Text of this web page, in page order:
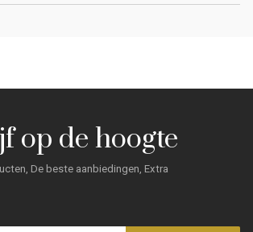
op de hoogte
De beste aanbiedingen, Extra